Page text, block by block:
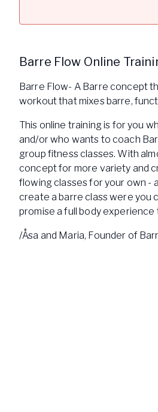
Barre Flow Online
Barre Flow- A Barre concept
workout that mixes barre,
This online training is for you
and/or who wants to coach
group fitness classes. With
concept for more variety and
flowing classes for your own -
create a barre class were you
promise a full body
/Åsa and Maria, Founder of